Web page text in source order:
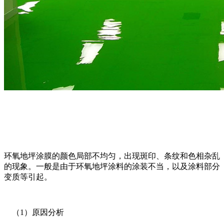
环氧地坪涂膜的颜色局部不均匀，出现斑印、条纹和色相杂乱
的现象。一般是由于环氧地坪涂料的涂装不当，以及涂料部分
变质等引起。
（1 ）原因分析